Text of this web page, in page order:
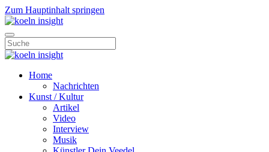
Zum Hauptinhalt springen
Home
Nachrichten
Kunst / Kultur
Artikel
Video
Interview
Musik